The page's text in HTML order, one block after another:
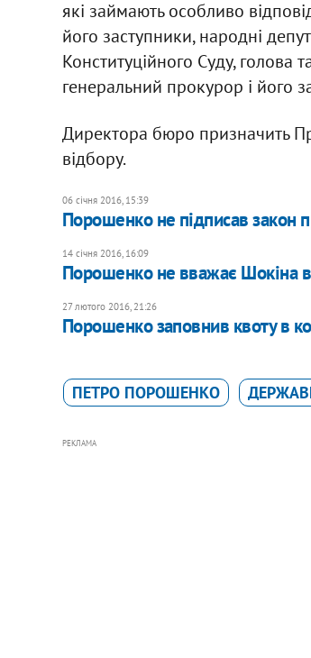
які займають особливо
його заступники, народні
Конституційного Суду, голова
генеральний прокурор і його
Директора бюро призначить
відбору.
06 січня 2016, 15:39
Порошенко не підписав закон
14 січня 2016, 16:09
Порошенко не вважає Шокіна
27 лютого 2016, 21:26
Порошенко заповнив квоту в
ПЕТРО ПОРОШЕНКО
РЕКЛАМА